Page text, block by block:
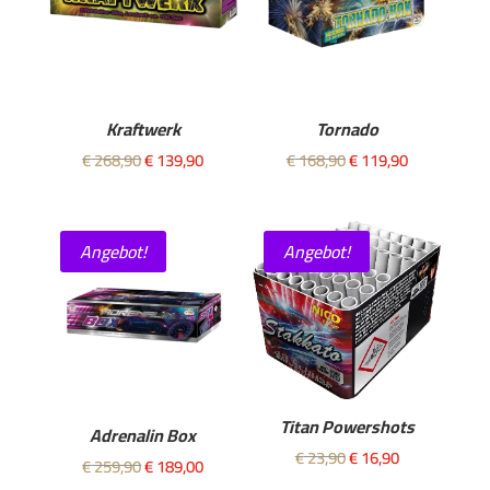
Kraftwerk
€268,90Ursprünglicher
€ 268,90
€139,90Aktueller
Tornado
€168,90Ursprünglicher
war:
€ 168,90
€119,90Aktueller
€ 119,90.
Angebot!
Adrenalin Box
€259,90Ursprünglicher
€189,00Aktueller
Angebot!
Titan Powershots
€23,90Ursprünglicher
€16,90Aktueller